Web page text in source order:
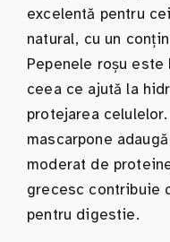
excelentă pentru
natural, cu un
Pepenele roșu
ceea ce ajută la
protejarea
mascarpone
moderat de
grecesc contribuie
pentru digestie.